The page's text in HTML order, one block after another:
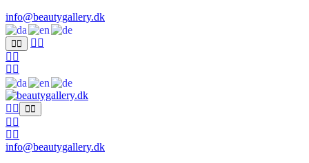
info@beautygallery.dk
info@beautygallery.dk